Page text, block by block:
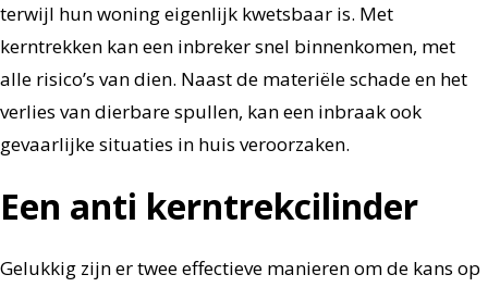
terwijl hun woning eigenlijk kwetsbaar is. Met
kerntrekken kan een inbreker snel binnenkomen, met
alle risico’s van dien. Naast de materiële schade en het
verlies van dierbare spullen, kan een inbraak ook
gevaarlijke situaties in huis veroorzaken.
Een anti kerntrekcilinder
Gelukkig zijn er twee effectieve manieren om de kans op